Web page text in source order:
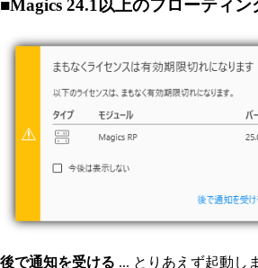
■Magics 24.1以上のフローティン
後で通知を受ける ... とりあえず起動し